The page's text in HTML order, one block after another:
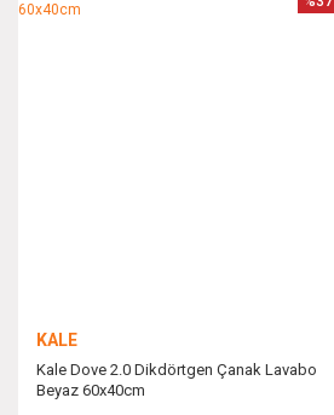
KALE
Kale Dove 2.0 Dikdörtgen Çanak Lavabo
Beyaz 60x40cm